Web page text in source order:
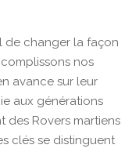
de changer la façon
nos
avance sur leur
aux générations
des Rovers martiens
clés se distinguent